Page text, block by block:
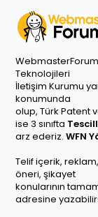
Teknolojileri
İletişim Kurumu
konumunda
olup, Türk Patent
ise 3 sınıfta
arz ederiz. WFN
Telif içerik,
öneri, şikayet
konularının
adresine